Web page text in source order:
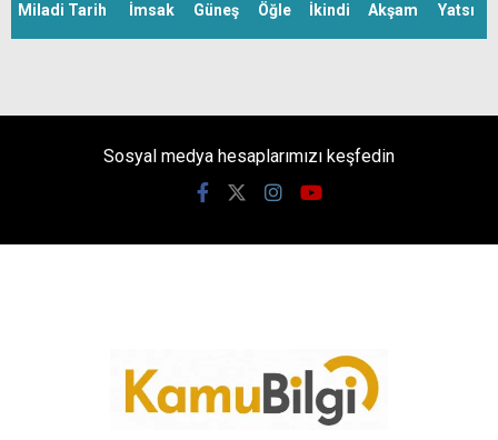
Miladi Tarih İmsak Güneş Öğle İkindi Akşam Yatsı
Sosyal medya hesaplarımızı keşfedin